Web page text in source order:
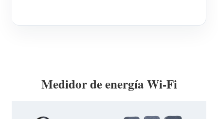
Medidor de energía Wi-Fi